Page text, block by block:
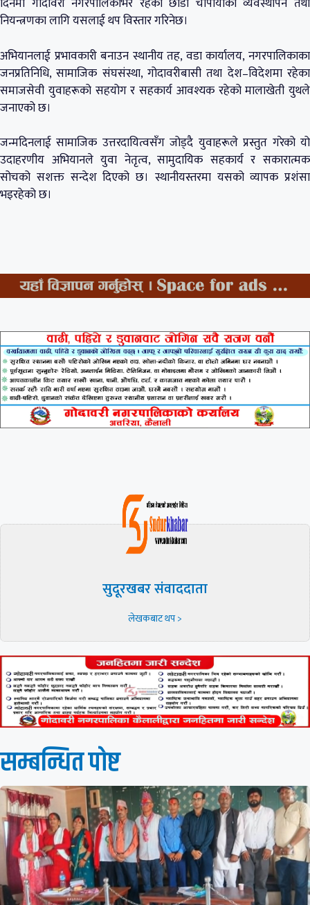
नियन्त्रणका लागि यसलाई थप विस्तार गरिनेछ।
अभियानलाई प्रभावकारी बनाउन स्थानीय तह, वडा कार्यालय, नगरपालिकाका
जनप्रतिनिधि, सामाजिक संघसंस्था, गोदावरीबासी तथा देश–विदेशमा रहेका
समाजसेवी युवाहरूको सहयोग र सहकार्य आवश्यक रहेको मालाखेती युथले
जनाएको छ।
जन्मदिनलाई सामाजिक उत्तरदायित्वसँग जोड्दै युवाहरूले प्रस्तुत गरेको यो
उदाहरणीय अभियानले युवा नेतृत्व, सामुदायिक सहकार्य र सकारात्मक
सोचको सशक्त सन्देश दिएको छ। स्थानीयस्तरमा यसको व्यापक प्रशंसा
भइरहेको छ।
सुदूरखबर संवाददाता
लेखकबाट थप >
सम्बन्धित पाेष्ट